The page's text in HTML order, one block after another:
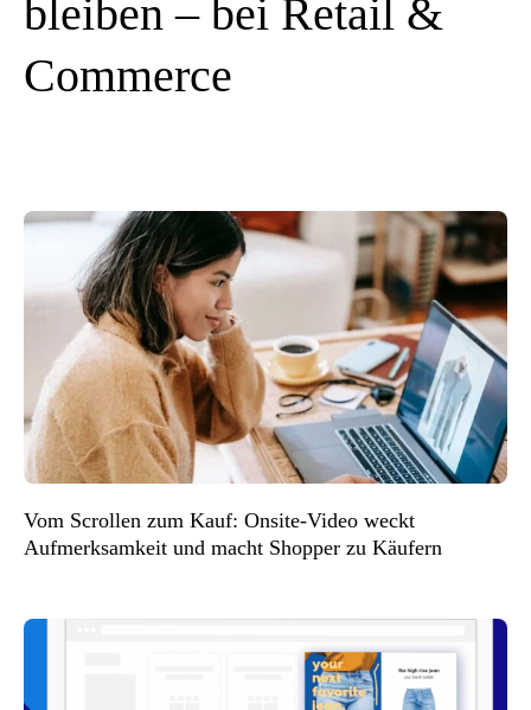
bleiben – bei Retail &
Commerce
Vom Scrollen zum Kauf: Onsite-Video weckt
Aufmerksamkeit und macht Shopper zu Käufern